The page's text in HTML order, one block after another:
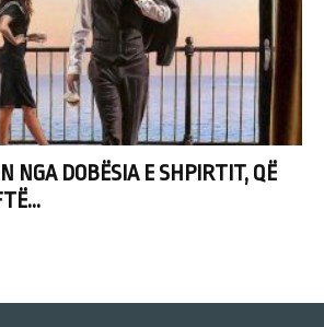
NGA DOBËSIA E SHPIRTIT, QË